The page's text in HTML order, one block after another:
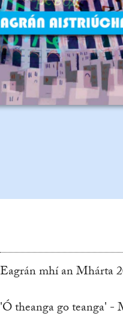
Eagrán mhí an Mhárta
'Ó theanga go teanga'